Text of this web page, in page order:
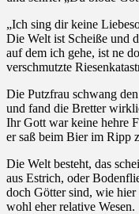
„Ich sing dir keine
Die Welt ist Scheiße und
auf dem ich gehe, ist ne
verschmutzte
Die Putzfrau schwang
und fand die Bretter
Ihr Gott war keine hehre
er saß beim Bier im Ripp
Die Welt besteht, das
aus Estrich, oder
doch Götter sind, wie hier
wohl eher relative Wesen.